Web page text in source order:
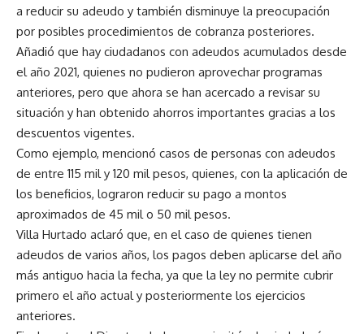
a reducir su adeudo y también disminuye la preocupación
por posibles procedimientos de cobranza posteriores.
Añadió que hay ciudadanos con adeudos acumulados desde
el año 2021, quienes no pudieron aprovechar programas
anteriores, pero que ahora se han acercado a revisar su
situación y han obtenido ahorros importantes gracias a los
descuentos vigentes.
Como ejemplo, mencionó casos de personas con adeudos
de entre 115 mil y 120 mil pesos, quienes, con la aplicación de
los beneficios, lograron reducir su pago a montos
aproximados de 45 mil o 50 mil pesos.
Villa Hurtado aclaró que, en el caso de quienes tienen
adeudos de varios años, los pagos deben aplicarse del año
más antiguo hacia la fecha, ya que la ley no permite cubrir
primero el año actual y posteriormente los ejercicios
anteriores.